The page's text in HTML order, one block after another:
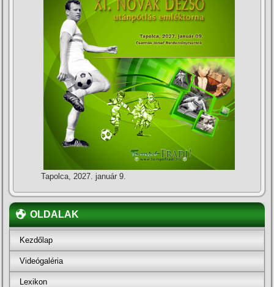
Tapolca, 2027. január 9.
OLDALAK
Kezdőlap
Videógaléria
Lexikon